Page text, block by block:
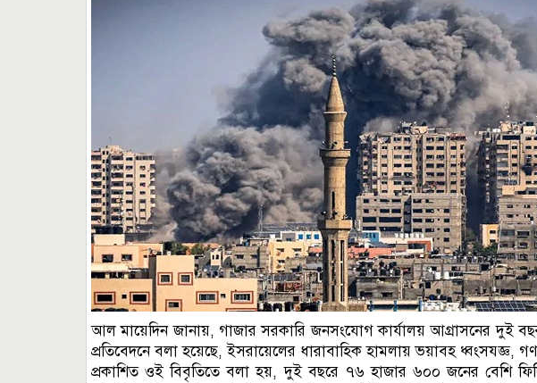
আল মায়েদিন জানায়, গাজার সরকারি জনসংযোগ কার্যালয় আগ্রাসনের দুই
প্রতিবেদনে বলা হয়েছে, ইসরায়েলের ধারাবাহিক হামলায় ভয়াবহ ধ্বংসযজ্ঞ,
প্রকাশিত ওই বিবৃতিতে বলা হয়, দুই বছরে ৭৬ হাজার ৬০০ জনের বেশি